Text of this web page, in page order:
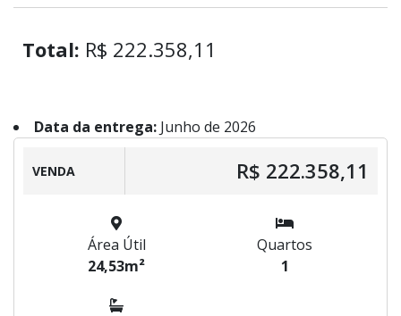
Total: R$ 222.358,11
Data da entrega: Junho de 2026
VENDA R$ 222.358,11
Área Útil
24,53m²
Quartos
1